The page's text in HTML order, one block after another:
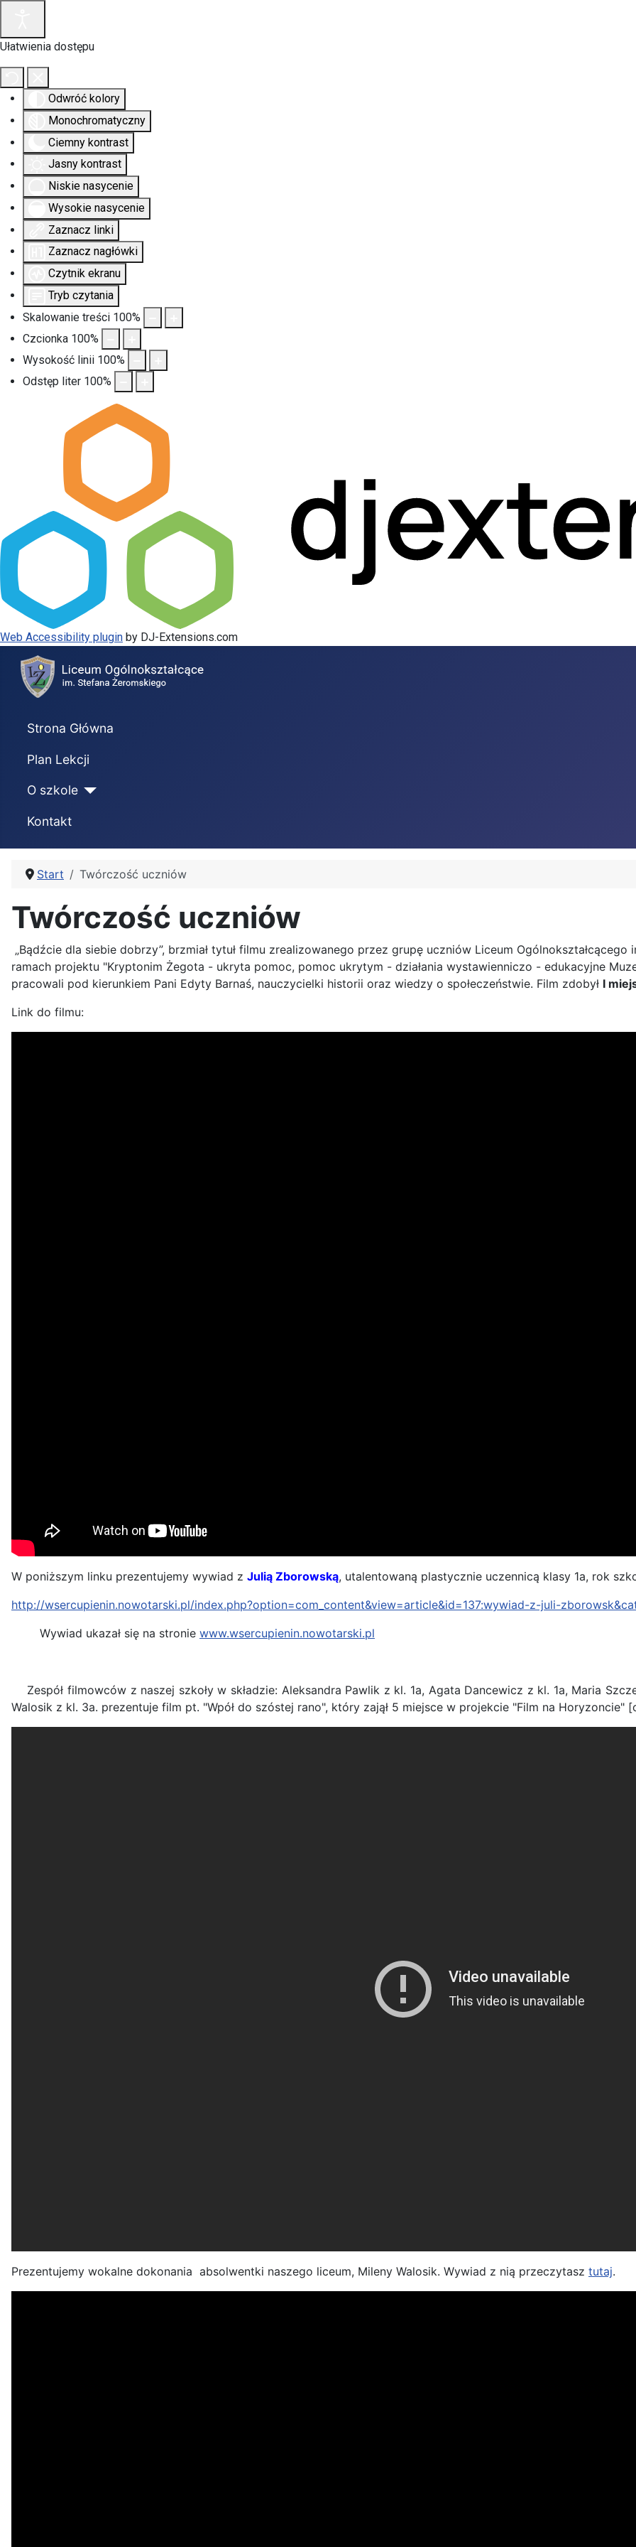
Ułatwienia dostępu
Odwróć kolory
Monochromatyczny
Ciemny kontrast
Jasny kontrast
Niskie nasycenie
Wysokie nasycenie
Zaznacz linki
Zaznacz nagłówki
Czytnik ekranu
Tryb czytania
Skalowanie treści 100%
Czcionka 100%
Wysokość linii 100%
Odstęp liter 100%
Web Accessibility plugin by DJ-Extensions.com
Strona Główna
Plan Lekcji
O szkole
Kontakt
Start Twórczość uczniów
Twórczość uczniów
„Bądźcie dla siebie dobrzy”, brzmiał tytuł filmu zrealizowanego przez grupę uczniów Liceum
ramach projektu "Kryptonim Żegota - ukryta pomoc, pomoc ukrytym - działania wystawienniczo - edukacyjne
pracowali pod kierunkiem Pani Edyty Barnaś, nauczycielki historii oraz wiedzy o społeczeństwie. Film zdobył I
Link do filmu:
W poniższym linku prezentujemy wywiad z Julią Zborowską, utalentowaną plastycznie uczennicą klasy 1a, rok
http://wsercupienin.nowotarski.pl/index.php?option=com_content&view=article&id=137:wywiad-z-juli-
Wywiad ukazał się na stronie www.wsercupienin.nowotarski.pl
Zespół filmowców z naszej szkoły w składzie: Aleksandra Pawlik z kl. 1a, Agata Dancewicz z kl. 1a, Maria
Walosik z kl. 3a. prezentuje film pt. "Wpół do szóstej rano", który zajął 5 miejsce w projekcie "Film na Horyzoncie"
Prezentujemy wokalne dokonania absolwentki naszego liceum, Mileny Walosik. Wywiad z nią przeczytasz tutaj.